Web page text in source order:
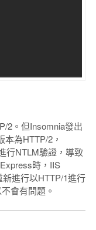
2。但Insomnia發出
為HTTP/2，
行NTLM驗證，導致
時，IIS
進行以HTTP/1進行
會有問題。